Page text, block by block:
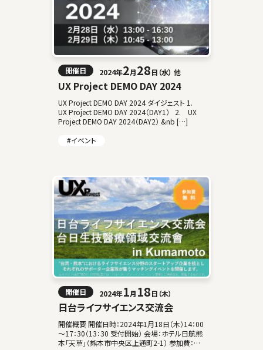
UX Project DEMO DAY 2024
開催日 2024年2月28日（水） 他
UX Project DEMO DAY 2024 ダイジェスト 1.
UX Project DEMO DAY 2024（DAY1） 2. UX
Project DEMO DAY 2024（DAY2） &nb […]
#イベント
日台ライフサイエンス交流会
開催日 2024年1月 18日（木）
開催概要 開催日時：2024年1月18日（木）14：00
～17：30（13：30 受付開始） 会場：ホテル日航熊
本「天草」（熊本市中央区上通町2-1） 参加費：無